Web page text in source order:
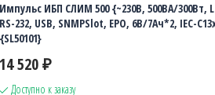
Импульс ИБП СЛИМ 500 {~230В, 500ВА/300Вт,
RS-232, USB, SNMPSlot, EPO, 6В/7Ач*2, IEC-
{SL50101}
14 520 ₽
Доступно к заказу